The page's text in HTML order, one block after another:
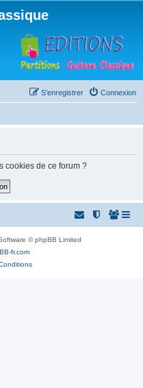
Connexion
S’enregistrer
cookies de ce forum ?
© phpBB Limited
fr.com